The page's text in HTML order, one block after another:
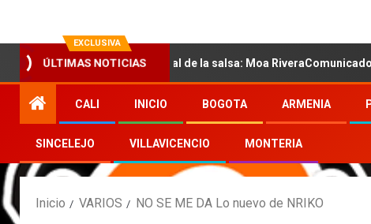
EXCLUSIVA
ÚLTIMAS NOTICIAS
la nueva voz sensual de la salsa: Moa RiveraComunicado de prensa
CALI INICIO BOGOTA ARMENIA
SINCELEJO VILLAVICENCIO MONTERIA
Inicio VARIOS NO SE ME DA Lo nuevo de NRIKO